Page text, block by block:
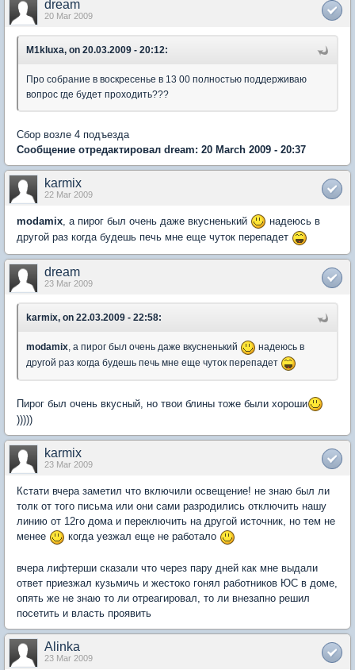
dream
20 Mar 2009
M1kluxa, on 20.03.2009 - 20:12:
Про собрание в воскресенье в 13 00 полностью поддерживаю
вопрос где будет проходить???
Сбор возле 4 подъезда
Сообщение отредактировал dream: 20 March 2009 - 20:37
karmix
22 Mar 2009
modamix , а пирог был очень даже вкусненький
надеюсь в
другой раз когда будешь печь мне еще чуток перепадет
dream
23 Mar 2009
karmix, on 22.03.2009 - 22:58:
modamix, а пирог был очень даже вкусненький
надеюсь в
другой раз когда будешь печь мне еще чуток перепадет
Пирог был очень вкусный, но твои блины тоже были хороши
)))))
karmix
23 Mar 2009
Кстати вчера заметил что включили освещение! не знаю был ли
толк от того письма или они сами разродились отключить нашу
линию от 12го дома и переключить на другой источник, но тем не
менее
когда уезжал еще не работало
вчера лифтерши сказали что через пару дней как мне выдали
ответ приезжал кузьмичь и жестоко гонял работников ЮС в доме,
опять же не знаю то ли отреагировал, то ли внезапно решил
посетить и власть проявить
Alinka
23 Mar 2009